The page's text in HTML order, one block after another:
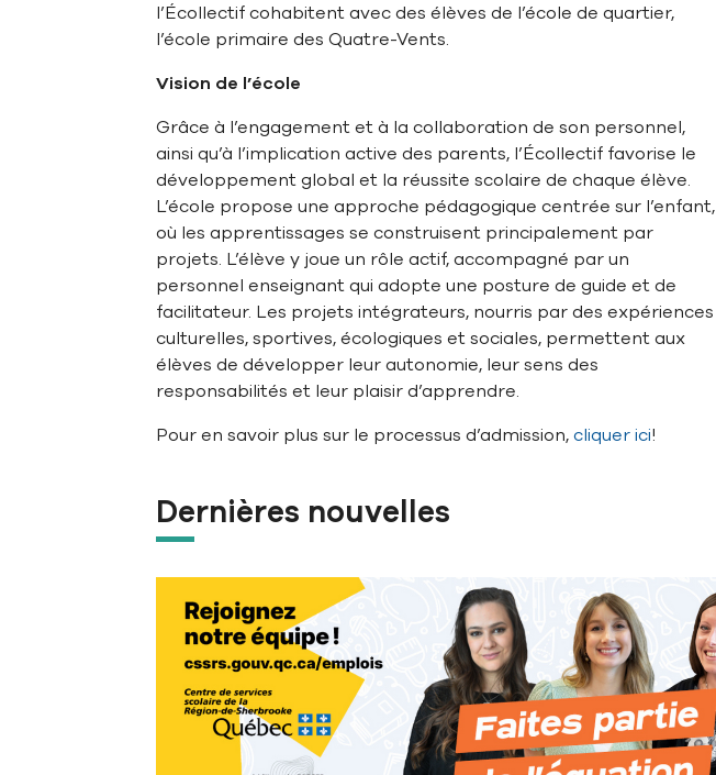
l’Écollectif cohabitent avec des élèves de l’école de quartier,
l’école primaire des Quatre-Vents.
Vision de l’école
Grâce à l’engagement et à la collaboration de son personnel,
ainsi qu’à l’implication active des parents, l’Écollectif favorise le
développement global et la réussite scolaire de chaque élève.
L’école propose une approche pédagogique centrée sur l’enfant,
où les apprentissages se construisent principalement par
projets. L’élève y joue un rôle actif, accompagné par un
personnel enseignant qui adopte une posture de guide et de
facilitateur. Les projets intégrateurs, nourris par des expériences
culturelles, sportives, écologiques et sociales, permettent aux
élèves de développer leur autonomie, leur sens des
responsabilités et leur plaisir d’apprendre.
Pour en savoir plus sur le processus d’admission,cliquer ici!
Dernières nouvelles